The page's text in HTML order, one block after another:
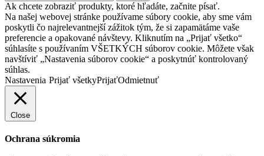
Ak chcete zobraziť produkty, ktoré hľadáte, začnite písať.
Na našej webovej stránke používame súbory cookie, aby sme vám
poskytli čo najrelevantnejší zážitok tým, že si zapamätáme vaše
preferencie a opakované návštevy. Kliknutím na „Prijať všetko“
súhlasíte s používaním VŠETKÝCH súborov cookie. Môžete však
navštíviť „Nastavenia súborov cookie“ a poskytnúť kontrolovaný
súhlas.
Nastavenia Prijať všetkyPrijaťOdmietnuť
Close
Ochrana súkromia